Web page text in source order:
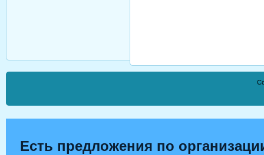
Есть предложения по